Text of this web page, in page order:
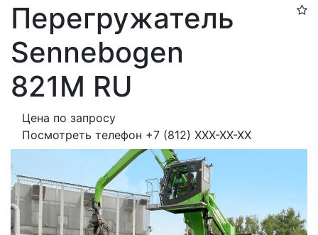
Перегружатель
Sennebogen
821M RU
Цена по запросу
Посмотреть телефон +7 (812) XXX-XX-XX